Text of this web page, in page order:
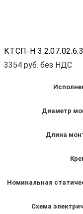
КТСП-Н
3354 руб. без НДС
Диаметр
Длина
Номинальная
Схема